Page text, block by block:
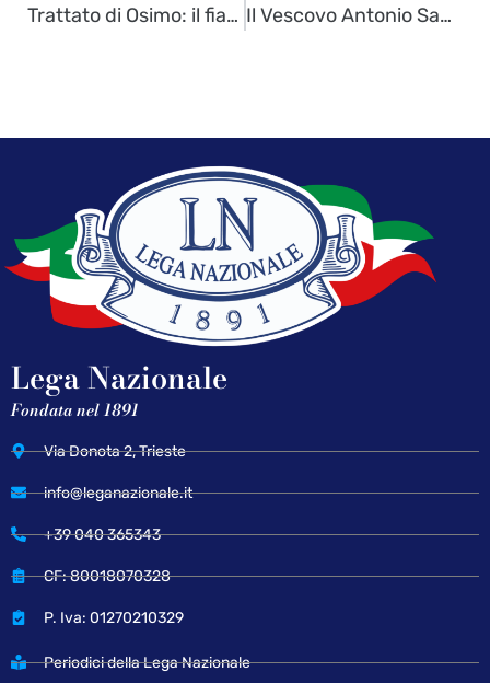
Trattato di Osimo: il fiato USA sulla zona B, convegno a Trieste Il Vescovo Antonio Santin: una testimonianza di don Ettore Malnati
Lega Nazionale
Fondata nel 1891
Via Donota 2, Trieste
info@leganazionale.it
+39 040 365343
CF: 80018070328
P. Iva: 01270210329
Periodici della Lega Nazionale